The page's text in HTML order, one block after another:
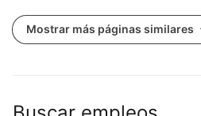
Mostrar más páginas similares